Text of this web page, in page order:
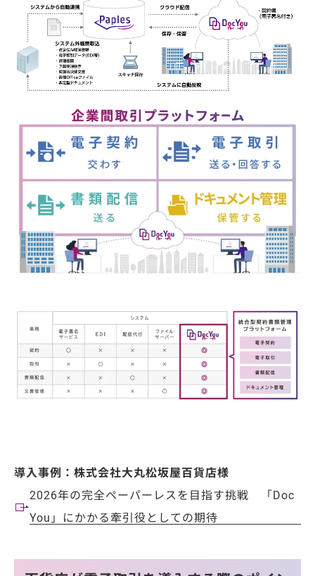
導入事例：株式会社大丸松坂屋百貨店様
2026年の完全ペーパーレスを目指す挑戦 「Doc
You」にかかる牽引役としての期待